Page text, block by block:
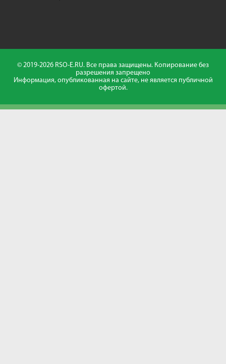
© 2019-2026 RSO-E.RU. Все права защищены. Копирование без
разрешения запрещено
Информация, опубликованная на сайте, не является публичной
офертой.